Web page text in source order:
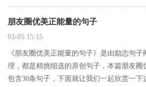
那些廉价承诺的话听完就忘了吧2、【爱情
的侵蚀，你忙得天荒地乱，你忙得忘记关心
朋友圈优美正能量的句子
03-05 15:15
《朋友圈优美正能量的句子》是由励志句
理，都是精挑细选的原创句子，本篇朋友圈
包含30条句子，下面就让我们一起欣赏一下